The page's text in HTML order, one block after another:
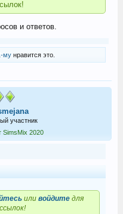
и ответов.
мунравится это.
участник
SimsMix 2020
или войдите для